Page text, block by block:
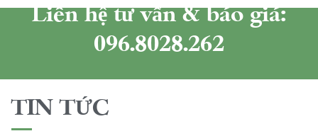
Liên hệ tư vấn & báo giá:
096.8028.262
TIN TỨC